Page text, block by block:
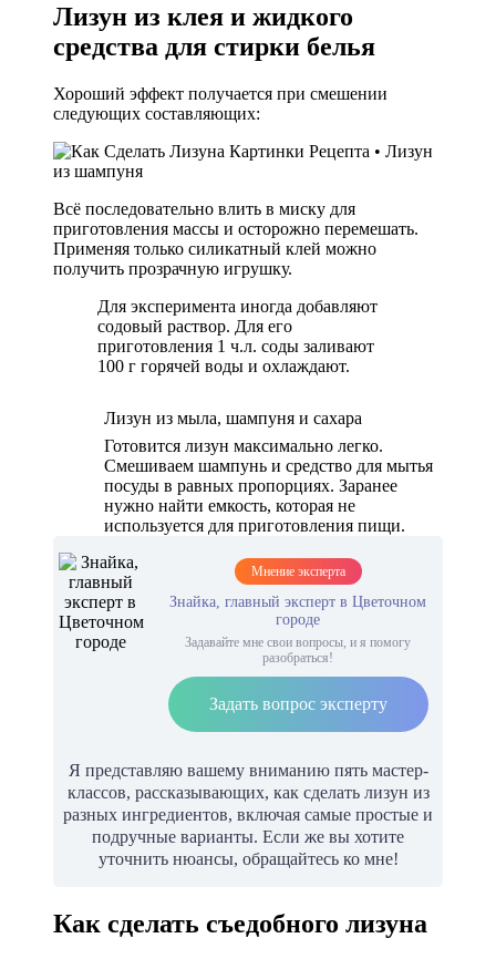
Лизун из клея и жидкого
средства для стирки белья
Хороший эффект получается при смешении
следующих составляющих:
Всё последовательно влить в миску для
приготовления массы и осторожно перемешать.
Применяя только силикатный клей можно
получить прозрачную игрушку.
Для эксперимента иногда добавляют
содовый раствор. Для его
приготовления 1 ч.л. соды заливают
100 г горячей воды и охлаждают.
Лизун из мыла, шампуня и сахара
Готовится лизун максимально легко.
Смешиваем шампунь и средство для мытья
посуды в равных пропорциях. Заранее
нужно найти емкость, которая не
используется для приготовления пищи.
Мнение эксперта
Знайка, главный эксперт в Цветочном
городе
Задавайте мне свои вопросы, и я помогу
разобраться!
Задать вопрос эксперту
Я представляю вашему вниманию пять мастер-
классов, рассказывающих, как сделать лизун из
разных ингредиентов, включая самые простые и
подручные варианты. Если же вы хотите
уточнить нюансы, обращайтесь ко мне!
Как сделать съедобного лизуна